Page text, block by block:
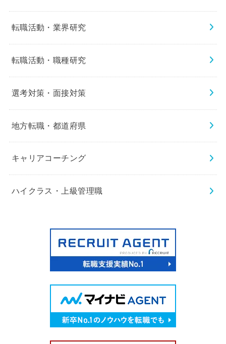
転職活動・業界研究
転職活動・職種研究
選考対策・面接対策
地方転職・都道府県
キャリアコーチング
ハイクラス・上級管理職